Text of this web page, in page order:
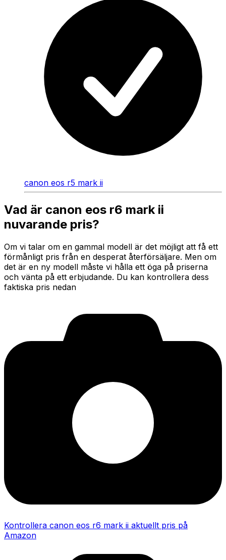
canon eos r5 mark ii
Vad är canon eos r6 mark ii
nuvarande pris?
Om vi talar om en gammal modell är det möjligt att få ett
förmånligt pris från en desperat återförsäljare. Men om
det är en ny modell måste vi hålla ett öga på priserna
och vänta på ett erbjudande. Du kan kontrollera dess
faktiska pris nedan
Kontrollera canon eos r6 mark ii aktuellt pris på
Amazon